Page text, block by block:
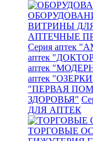
ВИТРИНЫ
АПТЕЧНЫЕ
Серия аптек
аптек
аптек
аптек
"ПЕРВАЯ
ЗДОРОВЬЯ"
ДЛЯ АПТЕК
ТОРГОВЫЕ